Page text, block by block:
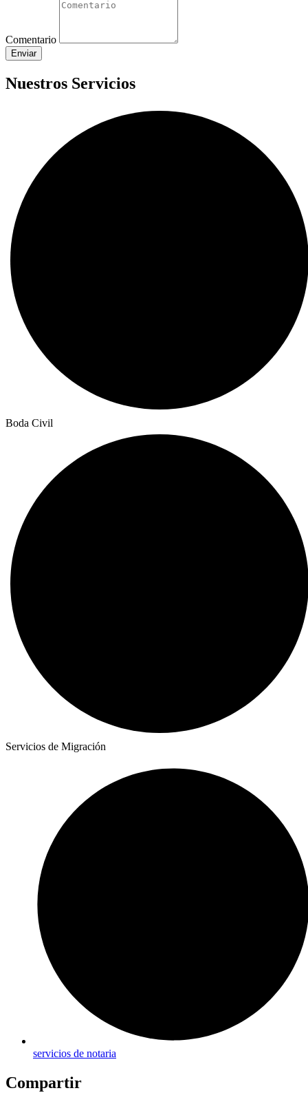
Comentario
Enviar
Nuestros Servicios
Boda Civil
Servicios de Migración
servicios de notaria
Compartir